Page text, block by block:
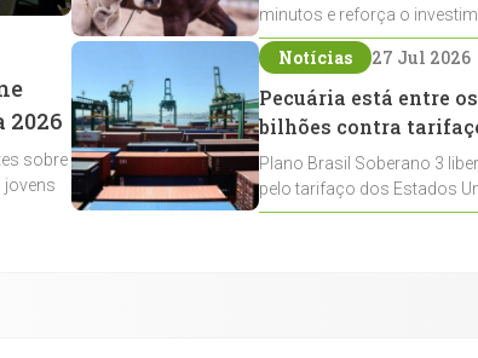
2026
sobre
jovens
minutos e reforça o
Crioulos voltados ao laço
Notícias 27 Jul 2026
Pecuária está entre
bilhões contra
Plano Brasil Soberano 3
pelo tarifaço dos Estados
contemplados